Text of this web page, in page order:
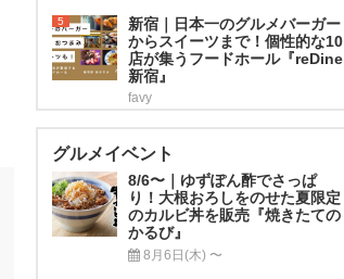
5
新宿｜日本一のグルメバーガー
からスイーツまで！個性的な10
店が集うフードホール『reDine
新宿』
favy
グルメイベント
8/6〜｜ゆずぽん酢でさっぱ
り！大根おろしをのせた夏限定
のカルビ丼を販売『焼きたての
かるび』
8月6日(木) 〜